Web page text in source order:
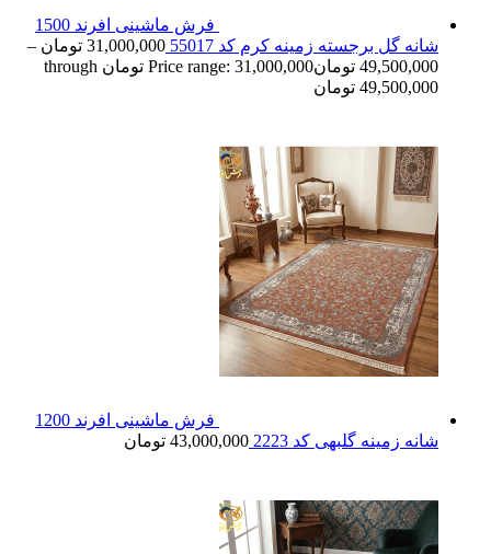
فرش ماشینی افرند 1500
شانه گل برجسته زمینه کرم کد 55017
31,000,000 تومان –
49,500,000 تومان
Price range: 31,000,000 تومان through
49,500,000 تومان
فرش ماشینی افرند 1200
شانه زمینه گلبهی کد 2223
43,000,000 تومان